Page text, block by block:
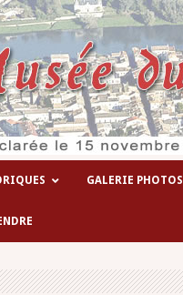
Les hôpitaux temporaires de la
GALERIE PHOTOS